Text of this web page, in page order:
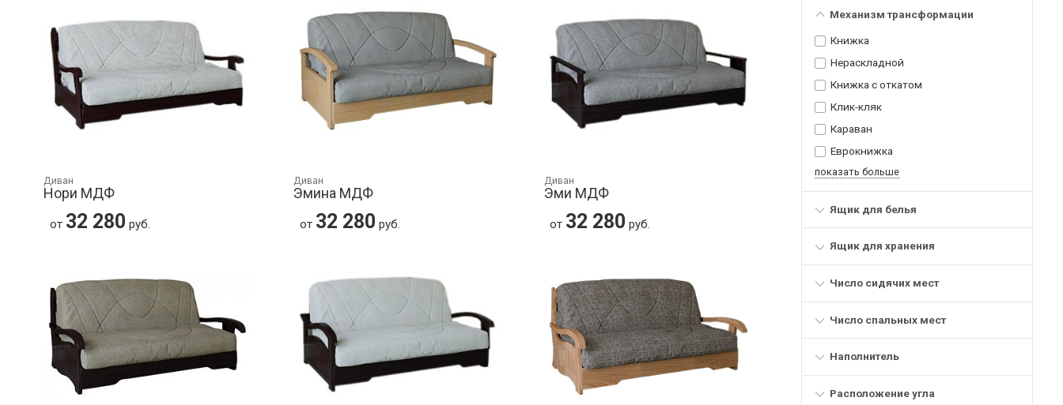
Механизм трансформации
Книжка
Нераскладной
Книжка с откатом
Клик-кляк
Караван
Еврокнижка
показать больше
Ящик для белья
Ящик для хранения
Число сидячих мест
Число спальных мест
Наполнитель
Расположение угла
Диван
Нори МДФ
от 32 280 руб.
Диван
Эмина МДФ
от 32 280 руб.
Диван
Эми МДФ
от 32 280 руб.